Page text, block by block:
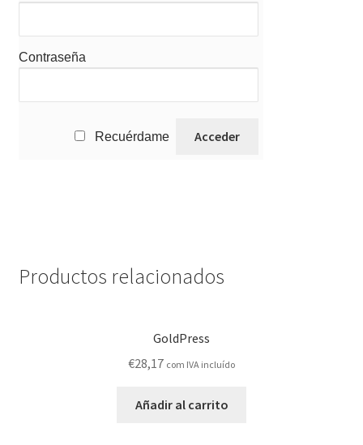
Contraseña
Recuérdame
Productos relacionados
GoldPress
€28,17 com IVA incluído
Añadir al carrito